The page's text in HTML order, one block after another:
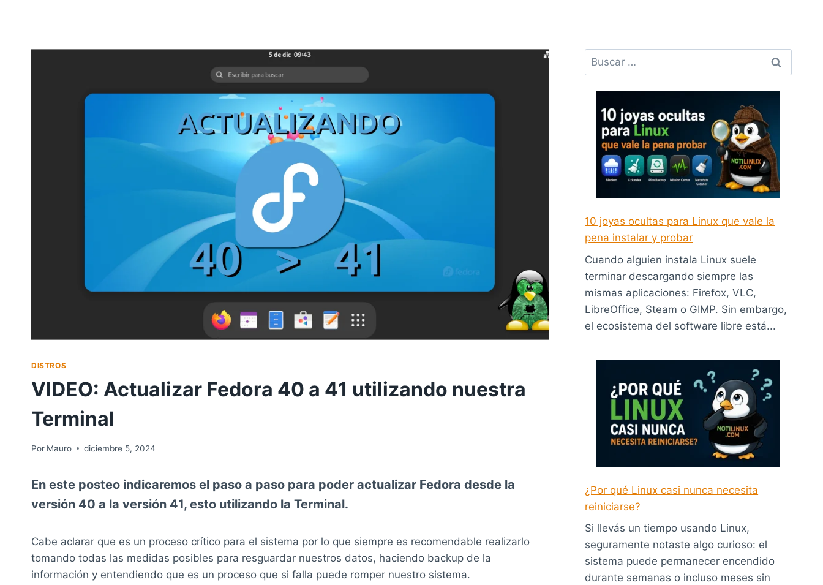
DISTROS
VIDEO: Actualizar Fedora 40 a 41 utilizando nuestra
Terminal
Por Mauro diciembre 5, 2024
En este posteo indicaremos el paso a paso para poder actualizar Fedora desde la
versión 40 a la versión 41, esto utilizando la Terminal.
Cabe aclarar que es un proceso crítico para el sistema por lo que siempre es recomendable realizarlo
tomando todas las medidas posibles para resguardar nuestros datos, haciendo backup de la
información y entendiendo que es un proceso que si falla puede romper nuestro sistema.
Buscar:
10 joyas ocultas para Linux que vale la
pena instalar y probar
Cuando alguien instala Linux suele
terminar descargando siempre las
mismas aplicaciones: Firefox, VLC,
LibreOffice, Steam o GIMP. Sin embargo,
el ecosistema del software libre está...
¿Por qué Linux casi nunca necesita
reiniciarse?
Si llevás un tiempo usando Linux,
seguramente notaste algo curioso: el
sistema puede permanecer encendido
durante semanas o incluso meses sin